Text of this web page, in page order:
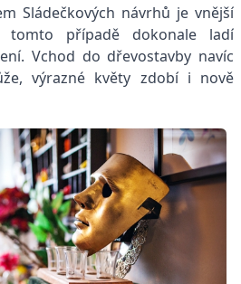
Sládečkových návrhů je vnější
tomto případě dokonale ladí
Vchod do dřevostavby navíc
výrazné květy zdobí i nově